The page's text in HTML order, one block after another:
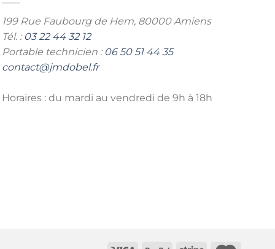
199 Rue Faubourg de Hem, 80000 Amiens
Tél. : 03 22 44 32 12
Portable technicien : 06 50 51 44 35
contact@jmdobel.fr
Horaires : du mardi au vendredi de 9h à 18h